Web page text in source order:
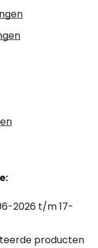
2026 t/m 17-
producten